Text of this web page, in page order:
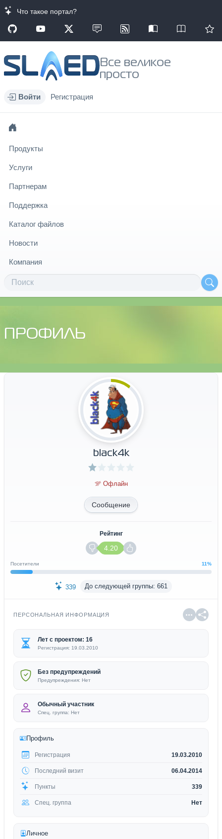
Что такое портал?
Все великое
просто
Войти Регистрация
Продукты
Услуги
Партнерам
Поддержка
Каталог файлов
Новости
Компания
ПРОФИЛЬ
black4k
Офлайн
Сообщение
Рейтинг
4.20
Посетители 11%
339 До следующей группы: 661
ПЕРСОНАЛЬНАЯ ИНФОРМАЦИЯ
Лет с проектом: 16
Регистрация: 19.03.2010
Без предупреждений
Предупреждения: Нет
Обычный участник
Спец. группа: Нет
Профиль
Регистрация 19.03.2010
Последний визит 06.04.2014
Пункты 339
Спец. группа Нет
Личное